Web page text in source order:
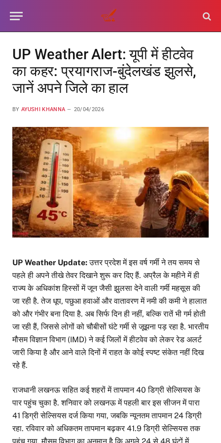
UP Weather Alert: यूपी में हीटवेव
का कहर: प्रयागराज-बुंदेलखंड झुलसे,
जानें अपने जिले का हाल
BY AYUSHI KHANNA 20/04/2026
UP Weather Update:उत्तर प्रदेश में इस वर्ष गर्मी ने तय समय से
पहले ही अपने तीखे तेवर दिखाने शुरू कर दिए हैं. अप्रैल के महीने में ही
राज्य के अधिकांश हिस्सों में जून जैसी झुलसा देने वाली गर्मी महसूस की
जा रही है. तेज धूप, पछुआ हवाओं और वातावरण में नमी की कमी ने हालात
को और गंभीर बना दिया है. अब सिर्फ दिन ही नहीं, बल्कि रातें भी गर्म होती
जा रही हैं, जिससे लोगों को चौबीसों घंटे गर्मी से जूझना पड़ रहा है. भारतीय
मौसम विज्ञान विभाग (IMD) ने कई जिलों में हीटवेव को लेकर रेड अलर्ट
जारी किया है और आने वाले दिनों में राहत के कोई स्पष्ट संकेत नहीं दिख
रहे हैं.
राजधानी लखनऊ सहित कई शहरों में तापमान 40 डिग्री सेल्सियस के
पार पहुंच चुका है. शनिवार को लखनऊ में पहली बार इस सीजन में पारा
41 डिग्री सेल्सियस दर्ज किया गया, जबकि न्यूनतम तापमान 24 डिग्री
रहा. रविवार को अधिकतम तापमान बढ़कर 41.9 डिग्री सेल्सियस तक